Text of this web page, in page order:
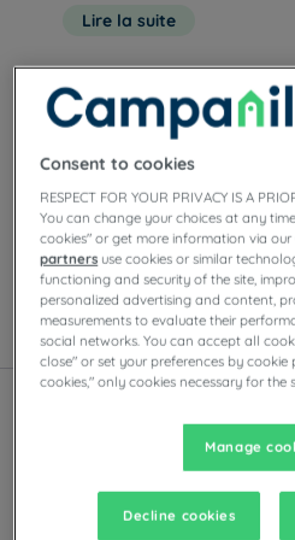
établissement de
profiter du confort de notre hôtel à
Lire la suite
Nos hôtels à Mâcon
Appréciez le confort des
Mâcon. Retrouvez selon nos
de salles de réunions, de
volonté ou plats à la carte,
animations.
Liste Carte
Consent to cookies
RESPECT FOR YOUR PRIVACY IS A
You can change your choices at any
cookies" or get more information via
partners use cookies or similar
functioning and security of the site,
personalized advertising and content,
measurements to evaluate their
social networks. You can accept all
close" or set your preferences by cookie
cookies," only cookies necessary for the
Manage
Decline cookies